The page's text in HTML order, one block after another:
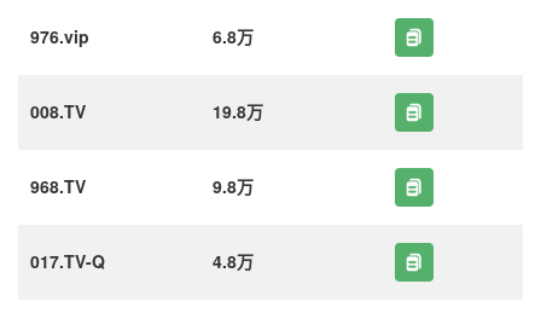
976.vip 6.8万
008.TV 19.8万
968.TV 9.8万
017.TV-Q 4.8万